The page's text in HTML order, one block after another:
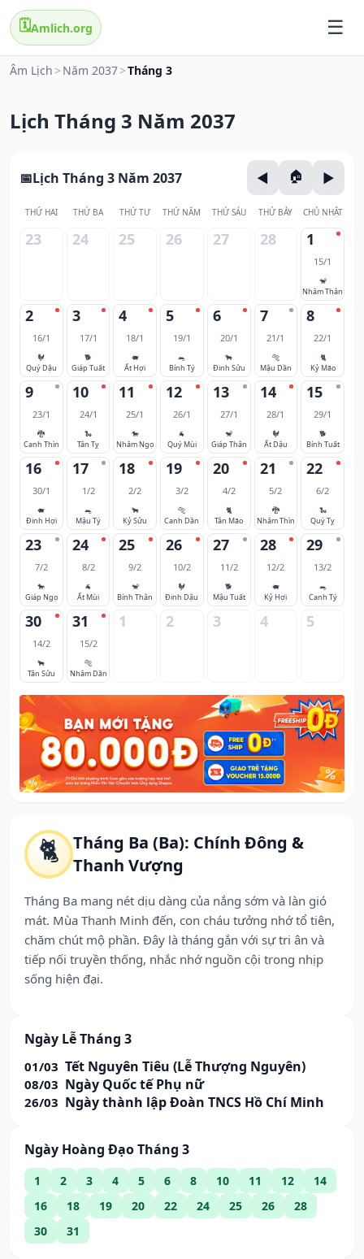
🗓️Amlich.org
Âm Lịch > Năm 2037>Tháng 3
Lịch Tháng 3 Năm 2037
🐈
Tháng Ba (Ba): Chính Đông &
Thanh Vượng
Tháng Ba mang nét dịu dàng của nắng sớm và làn gió
mát. Mùa Thanh Minh đến, con cháu tưởng nhớ tổ tiên,
chăm chút mộ phần. Đây là tháng gắn với sự tri ân và
tiếp nối truyền thống, nhắc nhớ nguồn cội trong nhịp
sống hiện đại.
Ngày Lễ Tháng 3
01/03 Tết Nguyên Tiêu (Lễ Thượng Nguyên)
08/03 Ngày Quốc tế Phụ nữ
26/03 Ngày thành lập Đoàn TNCS Hồ Chí Minh
Ngày Hoàng Đạo Tháng 3
1 2 3 4 5 6 8 10 11 12
14
16
18 19 20 22 24 25 26
28
30
31
Lịch Tháng 3 Năm 2037
THỨ HAI THỨ BA THỨ TƯ THỨ NĂM THỨ SÁU THỨ BẢY CHỦ NHẬT
23 24 25 26 27 28 1
15/1
🐒
Nhâm Thân
2
16/1
🐓
Quý Dậu
3
17/1
🐕
Giáp Tuất
4
18/1
🐖
Ất Hợi
5
19/1
🐀
Bính Tý
6
20/1
🐂
Đinh Sửu
7
21/1
🐅
Mậu Dần
8
22/1
🐈
Kỷ Mão
9
23/1
🐉
Canh Thìn
10
24/1
🐍
Tân Tỵ
11
25/1
🐎
Nhâm Ngọ
12
26/1
🐐
Quý Mùi
13
27/1
🐒
Giáp Thân
14
28/1
🐓
Ất Dậu
15
29/1
🐕
Bính Tuất
16
30/1
🐖
Đinh Hợi
17
1/2
🐀
Mậu Tý
18
2/2
🐂
Kỷ Sửu
19
3/2
🐅
Canh Dần
20
4/2
🐈
Tân Mão
21
5/2
🐉
Nhâm Thìn
22
6/2
🐍
Quý Tỵ
23
7/2
🐎
Giáp Ngọ
24
8/2
🐐
Ất Mùi
25
9/2
🐒
Bính Thân
26
10/2
🐓
Đinh Dậu
27
11/2
🐕
Mậu Tuất
28
12/2
🐖
Kỷ Hợi
29
13/2
🐀
Canh Tý
30
14/2
🐂
Tân Sửu
31
15/2
🐅
Nhâm Dần
1 2 3 4 5